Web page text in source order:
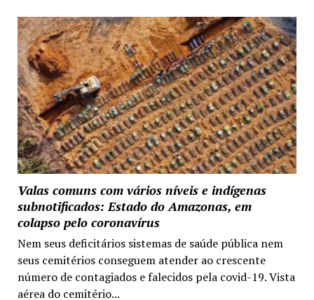
Valas comuns com vários níveis e indígenas
subnotificados: Estado do Amazonas, em
colapso pelo coronavírus
Nem seus deficitários sistemas de saúde pública nem
seus cemitérios conseguem atender ao crescente
número de contagiados e falecidos pela covid-19. Vista
aérea do cemitério...